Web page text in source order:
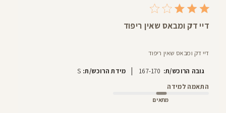
דיי דק ומבאס שאין ריפוד
דיי דק ומבאס שאין ריפוד
גובה הרוכש/ת: 167-170
| מידת הרוכש/ת: S
התאמה למידה
מתאים